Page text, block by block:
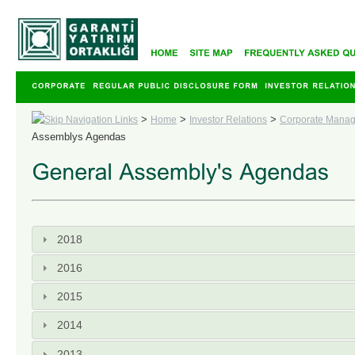
> Home > Investor Relations > Corporate
Assemblys Agendas
2018
2016
2015
2014